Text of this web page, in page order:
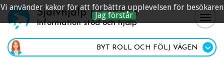
Vi använder kakor för att förbättra upplevelsen för besökaren
Jag förstår
Självhjälp på vägen
Information stöd och hjälp
BYT ROLL OCH FÖLJ VÄGEN